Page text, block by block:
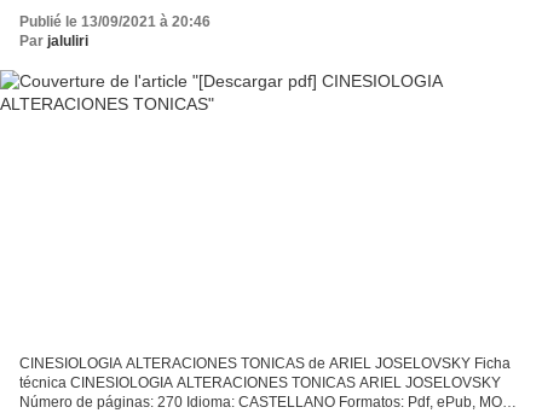
Publié le 13/09/2021 à 20:46
Par jaluliri
CINESIOLOGIA ALTERACIONES TONICAS de ARIEL JOSELOVSKY Ficha
técnica CINESIOLOGIA ALTERACIONES TONICAS ARIEL JOSELOVSKY
Número de páginas: 270 Idioma: CASTELLANO Formatos: Pdf, ePub, MOBI,